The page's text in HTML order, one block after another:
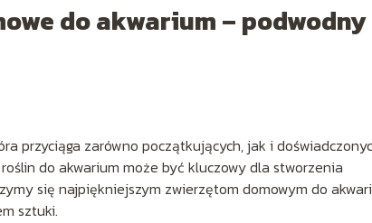
do akwarium – podwodny
przyciąga zarówno początkujących, jak i
do akwarium może być kluczowy dla stworzenia
się najpiękniejszym zwierzętom domowym do
sztuki.